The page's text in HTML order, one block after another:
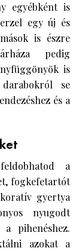
egyébként is
egy új és
is észre
pedig
is
se
és a
a
fogkefetartót
gyertya
nyugodt
pihenéshez.
azokat a